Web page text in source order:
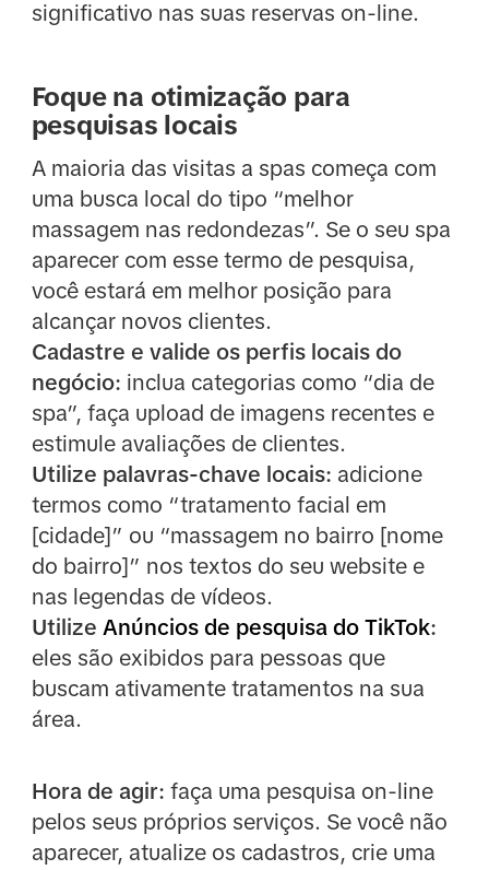
significativo nas suas reservas on-line.
Foque na otimização para
pesquisas locais
A maioria das visitas a spas começa com
uma busca local do tipo “melhor
massagem nas redondezas”. Se o seu spa
aparecer com esse termo de pesquisa,
você estará em melhor posição para
alcançar novos clientes.
Cadastre e valide os perfis locais do
negócio: inclua categorias como “dia de
spa”, faça upload de imagens recentes e
estimule avaliações de clientes.
Utilize palavras-chave locais: adicione
termos como “tratamento facial em
[cidade]” ou “massagem no bairro [nome
do bairro]” nos textos do seu website e
nas legendas de vídeos.
Utilize Anúncios de pesquisa do TikTok:
eles são exibidos para pessoas que
buscam ativamente tratamentos na sua
área.
Hora de agir: faça uma pesquisa on-line
pelos seus próprios serviços. Se você não
aparecer, atualize os cadastros, crie uma